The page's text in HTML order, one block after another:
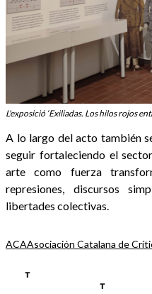
L'exposició ‘Exiliadas. Los hilos rojos
A lo largo del acto también
seguir fortaleciendo el sector
arte como fuerza
represiones, discursos
libertades colectivas.
ACAAsociación Catalana de